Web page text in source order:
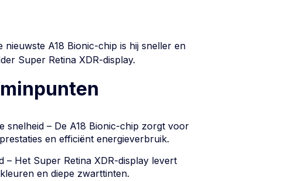
A18 Bionic-chip is hij sneller en
Super Retina XDR-display.
snelheid – De A18 Bionic-chip zorgt voor
en efficiënt energieverbruik.
– Het Super Retina XDR-display levert
en diepe zwarttinten.